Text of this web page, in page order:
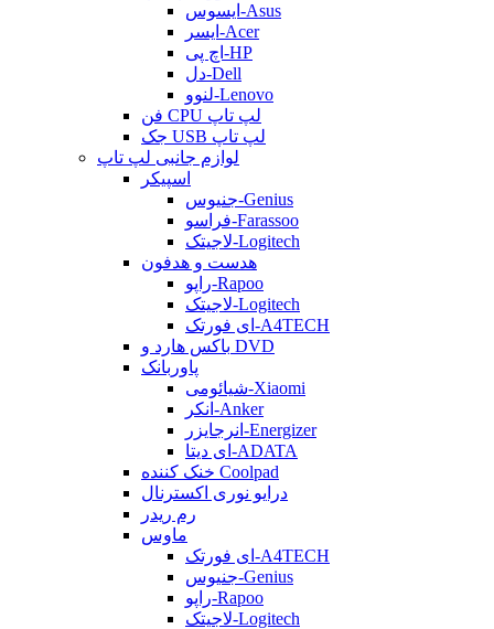
ایسوس-Asus
ایسر-Acer
اچ پی-HP
دل-Dell
لنوو-Lenovo
فن CPU لپ تاپ
جک USB لپ تاپ
لوازم جانبی لپ تاپ
اسپیکر
جنیوس-Genius
فراسو-Farassoo
لاجیتک-Logitech
هدست و هدفون
راپو-Rapoo
لاجیتک-Logitech
ای فورتک-A4TECH
باکس هارد و DVD
پاوربانک
شیائومی-Xiaomi
انکر-Anker
انرجایزر-Energizer
ای دیتا-ADATA
خنک کننده Coolpad
درایو نوری اکسترنال
رم ریدر
ماوس
ای فورتک-A4TECH
جنیوس-Genius
راپو-Rapoo
لاجیتک-Logitech